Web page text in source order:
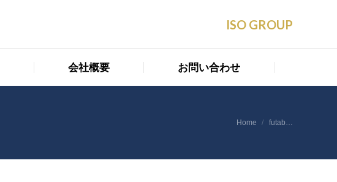
ISO GROUP
会社概要 お問い合わせ
You are here:
Home futab…
お問い合わせ